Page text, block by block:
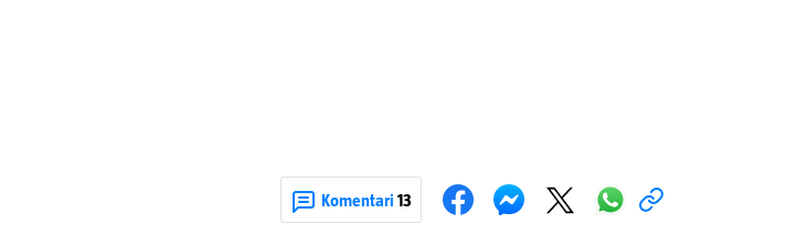
Komentari 13